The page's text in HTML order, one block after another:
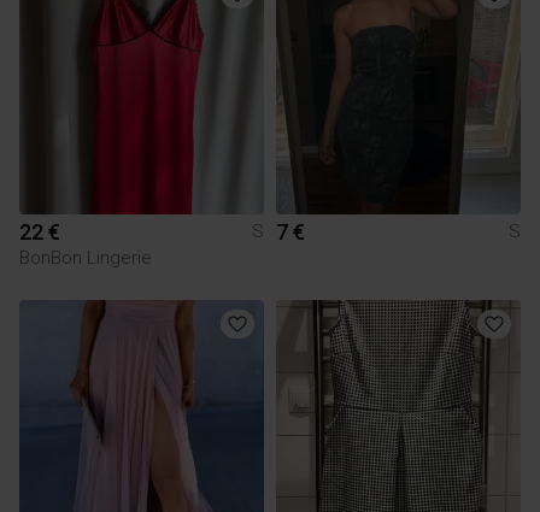
22 €
S
BonBon Lingerie
7 € S